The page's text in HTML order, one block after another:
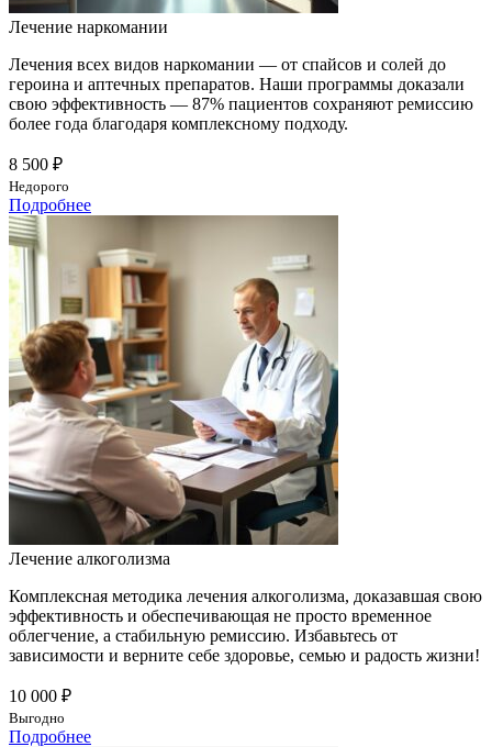
Лечение наркомании
Лечения всех видов наркомании — от спайсов и солей до
героина и аптечных препаратов. Наши программы доказали
свою эффективность — 87% пациентов сохраняют ремиссию
более года благодаря комплексному подходу.
8 500 ₽
Недорого
Подробнее
Лечение алкоголизма
Комплексная методика лечения алкоголизма, доказавшая свою
эффективность и обеспечивающая не просто временное
облегчение, а стабильную ремиссию. Избавьтесь от
зависимости и верните себе здоровье, семью и радость жизни!
10 000 ₽
Выгодно
Подробнее